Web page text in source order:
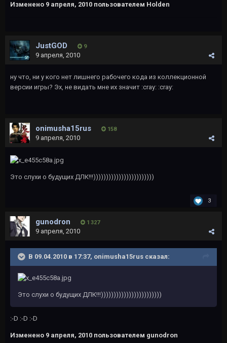
Изменено 9 апреля, 2010 пользователем Holden
JustGOD 9
9 апреля, 2010
ну что, ни у кого нет лишнего рабочего кода из коллекционной
версии игры? Эх, не видать мне их значит :cray: :cray:
onimusha15rus 158
9 апреля, 2010
Это слухи о будущих ДЛК!!!))))))))))))))))))))))))
3
gunodron 1 327
9 апреля, 2010
В 09.04.2010 в 17:37, onimusha15rus сказал:
Это слухи о будущих ДЛК!!!))))))))))))))))))))))))
:-D :-D :-D
Изменено 9 апреля, 2010 пользователем gunodron